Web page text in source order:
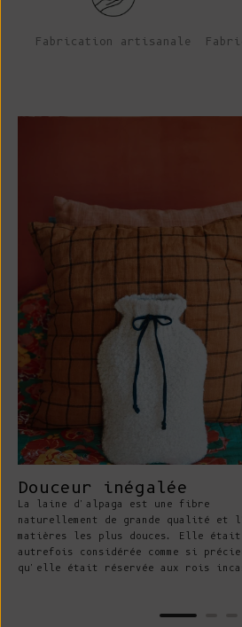
Fabrication artisanale
Douceur inégalée
La laine d'alpaga est une fibre
naturellement de grande qualité et
matières les plus douces. Elle était
autrefois considérée comme si
qu'elle était réservée aux rois